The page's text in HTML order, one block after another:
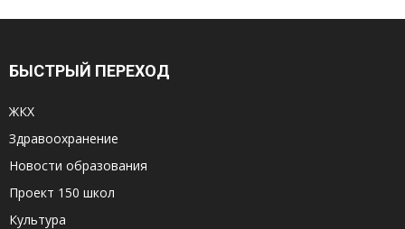
БЫСТРЫЙ ПЕРЕХОД
ЖКХ
Здравоохранение
Новости образования
Проект 150 школ
Культура